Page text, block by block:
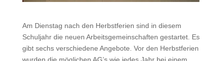
Am Dienstag nach den Herbstferien sind in diesem
Schuljahr die neuen Arbeitsgemeinschaften gestartet. Es
gibt sechs verschiedene Angebote. Vor den Herbstferien